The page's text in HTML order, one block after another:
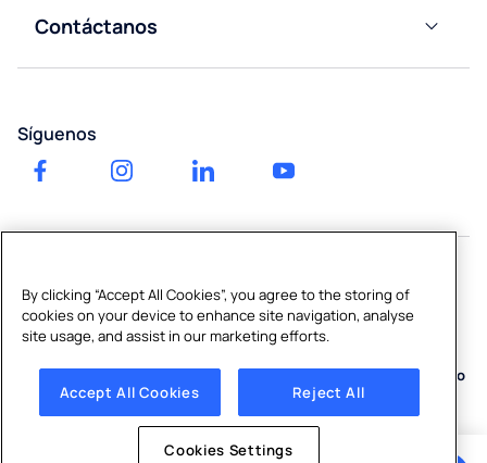
Ósmosis
Filtración
instantáneos
frío/caliente
de Agua
Conectados a
la Red
de Agua de
alta capacidad
Consumibles
personalizado
Nuestro
impacto
Trabaja
con
nosotros
Contáctanos
Contáctanos
cotización
Síguenos
Copyright © 2026 Culligan Water Spain, S.L. B06304984
Ambiente|Política de Cookies |Cookies Settings|Canal Interno
de Información
By clicking “Accept All Cookies”, you agree to the storing of
cookies on your device to enhance site navigation, analyse
site usage, and assist in our marketing efforts.
Accept All Cookies Reject All
Cookies Settings